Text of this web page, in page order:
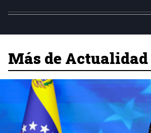
Más de Actualidad